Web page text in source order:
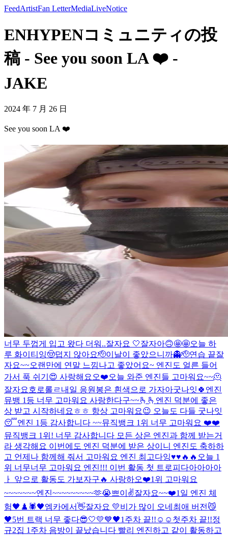
FeedArtistFan LetterMediaLiveNotice
ENHYPENコミュニティの投
稿 - See you soon LA ❤️ -
JAKE
2024 年 7 月 26 日
See you soon LA ❤️
너무 두껍게 입고 왔다 더워..잘자요 🤍잘자아🙃🤩🤩오늘 하
루 화이티잉🤠덥지 않아요🫡이날이 좋았으니까👻🫡연습 끝잘
자요~~오랜만에 연말 느낌나고 좋았어요~ 엔진도 얼른 들어
가서 푹 쉬기😍 사랑해요오❤️오늘 와준 엔진들 고마워요~~🫠
잘자요호로롤ㄹ 내일 응원봉은 흰색으로 가자아굿나잇🍀 엔진
뮤뱅 1등 너무 고마워요 사랑한다구~~🫰🫰 엔진 덕분에 좋은
상 받고 시작하네요ㅎㅎ 항상 고마워요😉 오늘도 다들 굿나잇
😴엔진 1등 감사합니다 ~~뮤직뱅크 1위 너무 고마워요 ❤️❤️
뮤직뱅크 1위! 너무 감사합니다 모든 상은 엔진과 함께 받는거
라 생각해요 이번에도 엔진 덕분에 받은 상이니 엔진도 축하하
고 언제나 함께해 줘서 고마워요 엔진 최고다잉♥️♥️🔥🔥 오늘 1
위 너무너무 고마워요 엔진!!! 이번 활동 첫 트로피다아아아아
ㅏ 앞으로 활동도 가보자구🔥 사랑하오❤️1위 고마워요
~~~~~~~엔진~~~~~~~~~🫶😭쁘이✌️잘자요~~❤️1일 엔진 체
험🖤♟️🕷🖤엠카에서👋잘자요 💛비가 많이 오네 최애 버전😼
🖤5번 트랙 너무 좋다😎🤍💛💙🖤1주차 끝!!☺️☺️ 첫주차 끝!!정
규2집 1주차 음방이 끝났습니다 빨리 엔진하고 같이 활동하고